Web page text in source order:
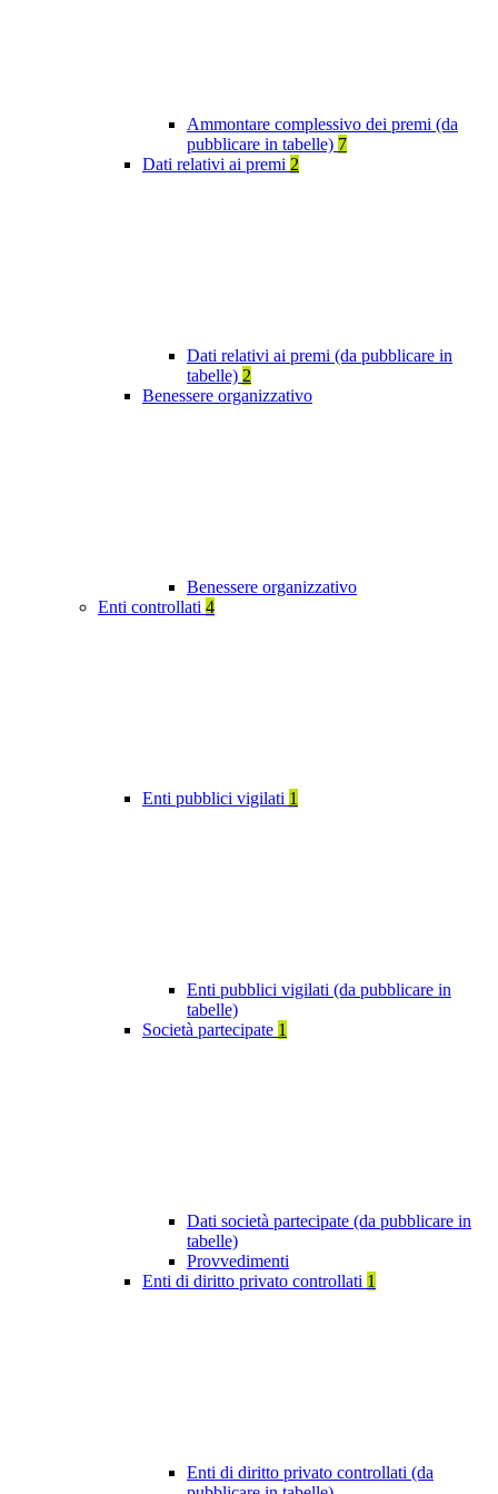
Ammontare complessivo dei premi (da
pubblicare in tabelle) 7
Dati relativi ai premi 2
Dati relativi ai premi (da pubblicare in
tabelle) 2
Benessere organizzativo
Benessere organizzativo
Enti controllati 4
Enti pubblici vigilati 1
Enti pubblici vigilati (da pubblicare in
tabelle)
Società partecipate 1
Dati società partecipate (da pubblicare in
tabelle)
Provvedimenti
Enti di diritto privato controllati 1
Enti di diritto privato controllati (da